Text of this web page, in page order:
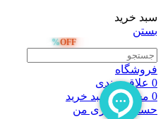
سبد خرید
بستن
OFF
%
فروشگاه
0 علاقه مندی
0 محصول
سبد خرید
حساب کاربری من